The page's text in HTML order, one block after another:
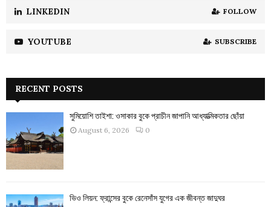
LINKEDIN FOLLOW
YOUTUBE SUBSCRIBE
RECENT POSTS
সুমিয়োশি তাইশা: ওসাকার বুকে প্রাচীন জাপানি আধ্যাত্মিকতার ছোঁয়া
August 6, 2026 0
ভিও লিয়ন: ফ্রান্সের বুকে রেনেসাঁস যুগের এক জীবন্ত জাদুঘর